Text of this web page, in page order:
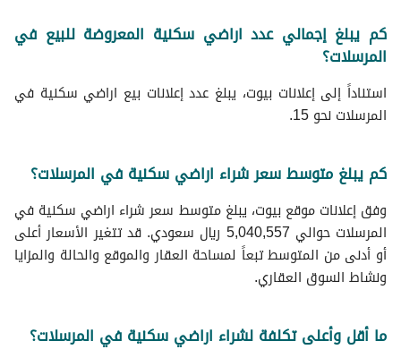
كم يبلغ إجمالي عدد اراضي سكنية المعروضة للبيع في
المرسلات؟
استناداً إلى إعلانات بيوت، يبلغ عدد إعلانات بيع اراضي سكنية في
المرسلات نحو 15.
كم يبلغ متوسط سعر شراء اراضي سكنية في المرسلات؟
وفق إعلانات موقع بيوت، يبلغ متوسط سعر شراء اراضي سكنية في
المرسلات حوالي 5,040,557 ريال سعودي. قد تتغير الأسعار أعلى
أو أدنى من المتوسط تبعاً لمساحة العقار والموقع والحالة والمزايا
ونشاط السوق العقاري.
ما أقل وأعلى تكلفة لشراء اراضي سكنية في المرسلات؟